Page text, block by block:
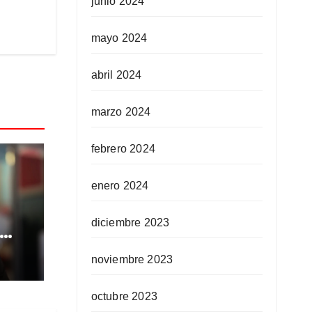
mayo 2024
abril 2024
marzo 2024
febrero 2024
enero 2024
diciembre 2023
noviembre 2023
octubre 2023